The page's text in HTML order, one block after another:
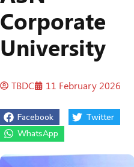
Corporate
University
TBDC 11 February 2026
Facebook
Twitter
WhatsApp